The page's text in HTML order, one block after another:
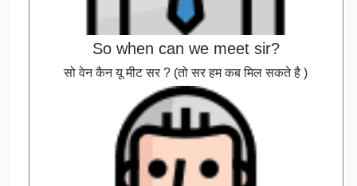
So when can we meet sir?
सो वेन कैन यू मीट सर ? (तो सर हम कब मिल सकते है )